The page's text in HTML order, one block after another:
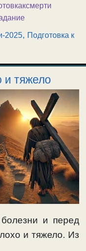
2025, Подготовка к
и тяжело
и перед
и тяжело. Из